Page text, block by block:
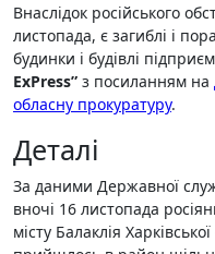
Внаслідок російського обстрілу Харківської області 16
листопада, є загиблі і
будинки і будівлі
ExPress” з посиланням на
обласну прокуратуру.
Деталі
За даними Державної
вночі 16 листопада
місту Балаклія